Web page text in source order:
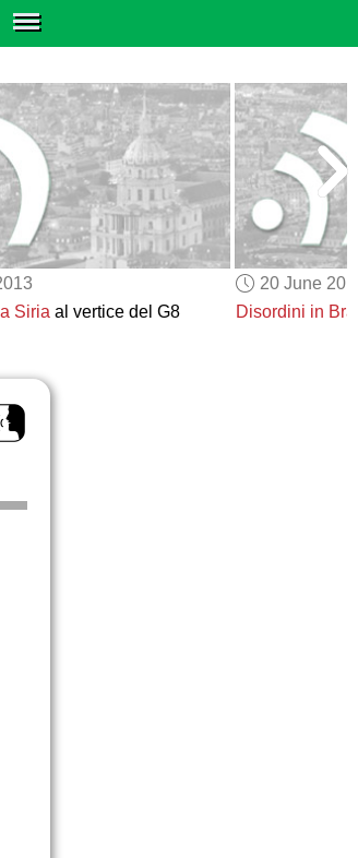
SUBSCRIBE
EDUCATIONAL LICENSES
GIFT CARDS
OTHER LANGUAGES
ABOUT US
ALEXA
ADJUST COLORS
Siriaal vertice del G8
20 June
Disordini in